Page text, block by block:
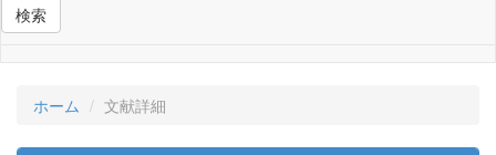
検索
ホーム 文献詳細